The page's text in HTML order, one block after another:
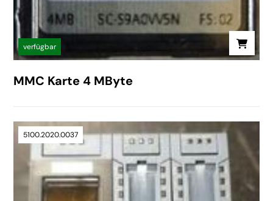
verfügbar
MMC Karte 4 MByte
5100.2020.0037